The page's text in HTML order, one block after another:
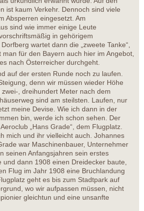
ist kaum Verkehr. Dennoch sind viele
Absperren eingesetzt. Am
sind wie immer einige Leute
in gehörigem
wartet dann die „zweete Tanke“,
man für den Bayern auch hier im Angebot,
nach Österreicher durchgeht.
auf der ersten Runde noch zu laufen.
denn wir müssen wieder Höhe
, dreihundert Meter nach dem
sind am steilsten. Laufen, nur
meine Devise. Wie ich dann in der
bin, werde ich schon sehen. Der
„Hans Grade“, dem Flugplatz.
mich und ihr vielleicht auch. Johannes
war Maschinenbauer, Unternehmer
seinen Anfangsjahren sein erstes
und dann 1908 einen Dreidecker baute,
Flug im Jahr 1908 eine Bruchlandung
geht es bis zum Stadtpark auf
wo wir aufpassen müssen, nicht
gleichtun und eine unsanfte